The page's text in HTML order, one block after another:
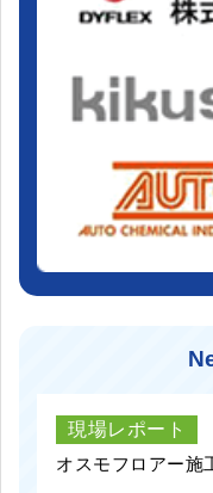
現場レポート
オスモフロアー施